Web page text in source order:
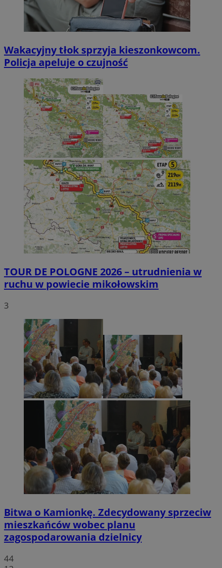
Wakacyjny tłok sprzyja kieszonkowcom.
Policja apeluje o czujność
TOUR DE POLOGNE 2026 – utrudnienia w
ruchu w powiecie mikołowskim
3
Bitwa o Kamionkę. Zdecydowany sprzeciw
mieszkańców wobec planu
zagospodarowania dzielnicy
44